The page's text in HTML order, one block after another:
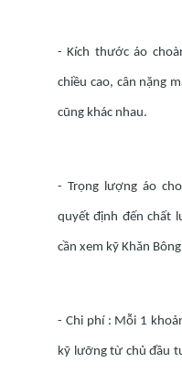
- Kích thước áo
chiều cao, cân nặng
cũng khác nhau.
- Trọng lượng áo
quyết định đến chất
cần xem kỹ Khăn
- Chi phí : Mỗi 1
kỹ lưỡng từ chủ đầu